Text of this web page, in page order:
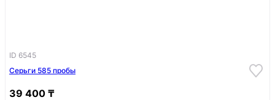
ID 6545
Серьги 585 пробы
39 400 ₸